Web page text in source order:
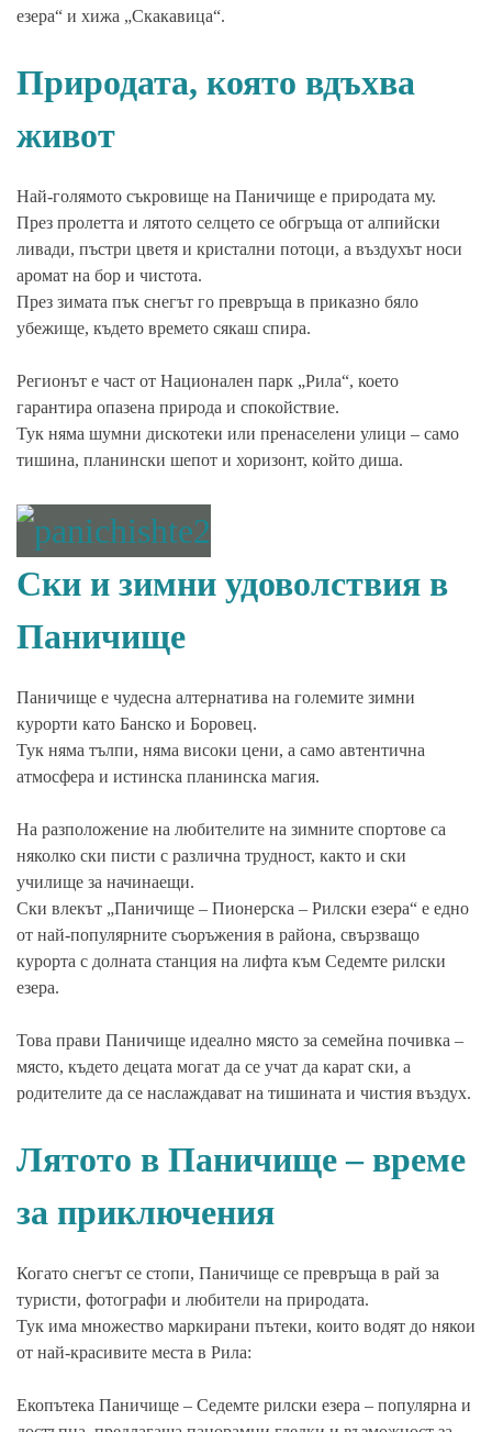
езера“ и хижа „Скакавица“.
Природата, която вдъхва
живот
Най-голямото съкровище на Паничище е природата му.
През пролетта и лятото селцето се обгръща от алпийски
ливади, пъстри цветя и кристални потоци, а въздухът носи
аромат на бор и чистота.
През зимата пък снегът го превръща в приказно бяло
убежище, където времето сякаш спира.
Регионът е част от Национален парк „Рила“, което
гарантира опазена природа и спокойствие.
Тук няма шумни дискотеки или пренаселени улици – само
тишина, планински шепот и хоризонт, който диша.
Ски и зимни удоволствия в
Паничище
Паничище е чудесна алтернатива на големите зимни
курорти като Банско и Боровец.
Тук няма тълпи, няма високи цени, а само автентична
атмосфера и истинска планинска магия.
На разположение на любителите на зимните спортове са
няколко ски писти с различна трудност, както и ски
училище за начинаещи.
Ски влекът „Паничище – Пионерска – Рилски езера“ е едно
от най-популярните съоръжения в района, свързващо
курорта с долната станция на лифта към Седемте рилски
езера.
Това прави Паничище идеално място за семейна почивка –
място, където децата могат да се учат да карат ски, а
родителите да се наслаждават на тишината и чистия въздух.
Лятото в Паничище – време
за приключения
Когато снегът се стопи, Паничище се превръща в рай за
туристи, фотографи и любители на природата.
Тук има множество маркирани пътеки, които водят до някои
от най-красивите места в Рила:
Екопътека Паничище – Седемте рилски езера – популярна и